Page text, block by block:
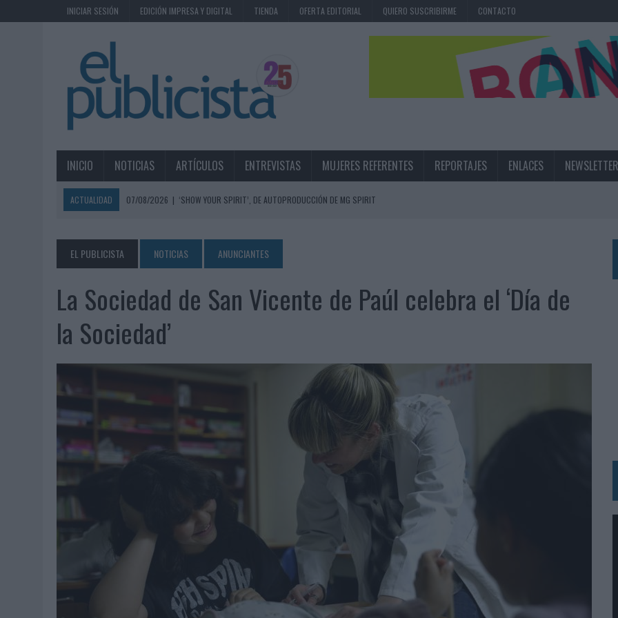
INICIAR SESIÓN EDICIÓN IMPRESA Y DIGITAL TIENDA OFERTA EDITORIAL QUIERO SUSCRIBIRME CONTACTO
INICIO NOTICIAS ARTÍCULOS ENTREVISTAS MUJERES REFERENTES REPORTAJES ENLACES NEWSLETTER
ACTUALIDAD 07/08/2026 | ‘SHOW YOUR SPIRIT’, DE AUTOPRODUCCIÓN DE MG SPIRIT
07/08/2026 | MG SPIRIT RELANZA SU MARCA CON UNA ESTRATEGIA 360º CENTRADA EN EL ORIGEN BARCELONÉS
07/08/2026
PATRÓN CONVIERTE EL NUEVO SINGLE DE ARÓN PIPER EN UNA EXPERIENCIA DE MARCA EN IBIZA
07/08/2026 | EL VERANO PONE A PRUEBA LA ESTRATEGIA DIGITAL DE LAS MARCAS
07/08/2026
VUELING CONVIERTE LOS RECUERDOS EN SOUVENIRS CON IA
SIETE DE CADA DIEZ EMPRESAS ESPAÑOLAS NO INTEGRAN LA INFANCIA EN SU ESTRATEGIA
06/08/2026
LA TELEVISIÓN SIGUE LIDERANDO EL CONSUMO DE MEDIOS EN VERANO Y SUPERA AL MÓVIL COMO DISPOSITIVO MÁS UTILIZADO
06/08/2026
| EL USO DE LA IA GENERATIVA ALCANZA YA AL 62% DE LOS ESPAÑOLES
SYSTEM1 NOMBRA A KIMBERLY BASTONI COMO NUEVA DIRECTORA COMERCIAL GLOBAL
06/08/2026
FRIGO Y UNIQLO LANZAN UNA COLECCIÓN PERSONALIZABLE INSPIRADA EN CORNETTO, CALIPPO Y SOLERO
06/08/2026
LA IA ESTÁ SUBIENDO EL LISTÓN DE LA CREATIVIDAD
BEON WORLDWIDE LANZA RAÍZ URBANA PARA TRANSFORMAR EL PATRIMONIO HISTÓRICO EN ACTIVOS CULTURALES Y ECONÓMICOS
FABRA COMUNICACIÓN INCORPORA A CASONÁ Y ASUME LA GESTIÓN DE SUS RELACIONES CON LOS MEDIOS
LOPESAN HOTELS & RESORTS ACERCA EL PARAÍSO CANARIO EN SU ÚLTIMA CAMPAÑA INTERNACIONAL
LUIS ARQUILLOS (BURGO DE ARIAS): “LA CONSTRUCCIÓN DE MARCA A LARGO PLAZO Y LA MEDICIÓN SON DOS CARAS DE LA MISMA
EL PUBLICISTA NOTICIAS ANUNCIANTES
La Sociedad de San Vicente de Paúl celebra el ‘Día de
la Sociedad’